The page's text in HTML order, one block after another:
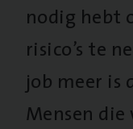
nodig hebt
risico’s te
job meer is
Mensen